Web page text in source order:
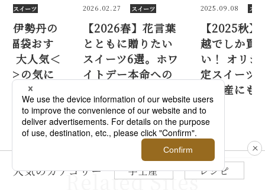
スイーツ
】花言葉
贈りたい
6選。ホワ
本命への
も♡
2025.09.08 スイーツ
【2025秋】銀座三
越でしか買えな
い！ オリジナル限
定スイーツ10選。
2025.11.26 スイ
【2026】
スイーツ福
すめ8選。
鎌倉紅谷＞
なる中身は
Related Sites
人気のカテゴリー 手土産 レシピ